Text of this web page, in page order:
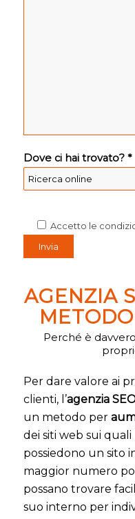
Dove ci hai trovato? *
Accetto le
AGENZIA
Perché è
Per dare valore ai
clienti, l’agenzia
un metodo per
dei siti web sui
possiedono un sito
maggior numero
possano trovare
suo interno per